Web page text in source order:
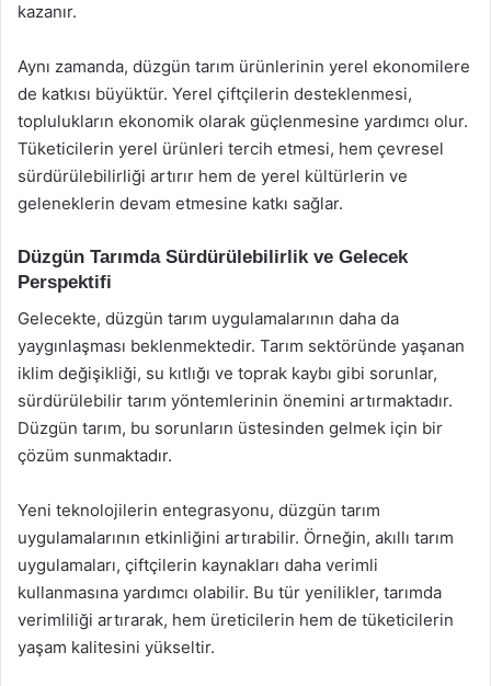
kazanır.
Aynı zamanda, düzgün tarım ürünlerinin yerel ekonomilere
de katkısı büyüktür. Yerel çiftçilerin desteklenmesi,
toplulukların ekonomik olarak güçlenmesine yardımcı olur.
Tüketicilerin yerel ürünleri tercih etmesi, hem çevresel
sürdürülebilirliği artırır hem de yerel kültürlerin ve
geleneklerin devam etmesine katkı sağlar.
Düzgün Tarımda Sürdürülebilirlik ve Gelecek
Perspektifi
Gelecekte, düzgün tarım uygulamalarının daha da
yaygınlaşması beklenmektedir. Tarım sektöründe yaşanan
iklim değişikliği, su kıtlığı ve toprak kaybı gibi sorunlar,
sürdürülebilir tarım yöntemlerinin önemini artırmaktadır.
Düzgün tarım, bu sorunların üstesinden gelmek için bir
çözüm sunmaktadır.
Yeni teknolojilerin entegrasyonu, düzgün tarım
uygulamalarının etkinliğini artırabilir. Örneğin, akıllı tarım
uygulamaları, çiftçilerin kaynakları daha verimli
kullanmasına yardımcı olabilir. Bu tür yenilikler, tarımda
verimliliği artırarak, hem üreticilerin hem de tüketicilerin
yaşam kalitesini yükseltir.